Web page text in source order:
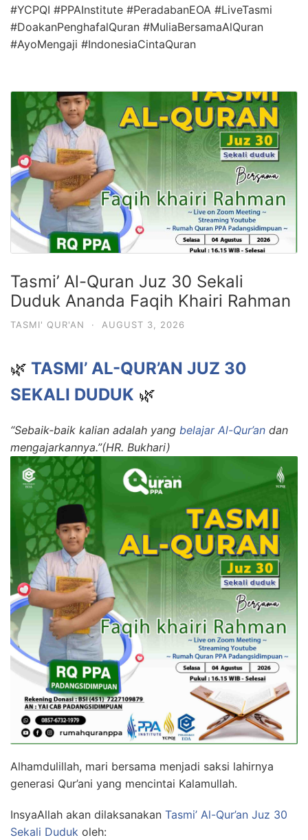
#YCPQI #PPAInstitute #PeradabanEOA #LiveTasmi
#DoakanPenghafalQuran #MuliaBersamaAlQuran
#AyoMengaji #IndonesiaCintaQuran
Tasmi’ Al-Quran Juz 30 Sekali
Duduk Ananda Faqih Khairi Rahman
TASMI' QUR'AN · AUGUST 3, 2026
🌿 TASMI’ AL-QUR’AN JUZ 30
SEKALI DUDUK 🌿
“Sebaik-baik kalian adalah yang belajar Al-Qur’an dan
mengajarkannya.”(HR. Bukhari)
Alhamdulillah, mari bersama menjadi saksi lahirnya
generasi Qur’ani yang mencintai Kalamullah.
InsyaAllah akan dilaksanakan Tasmi’ Al-Qur’an Juz 30
Sekali Duduk oleh: